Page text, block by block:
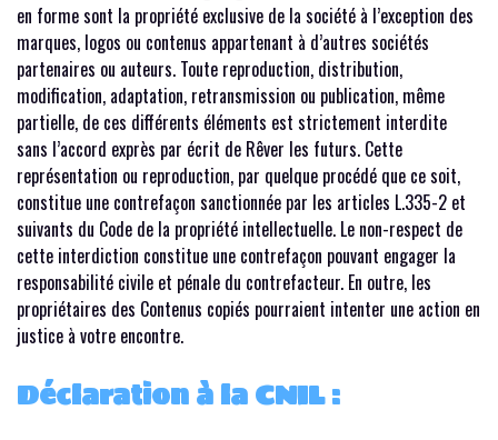
en forme sont la propriété exclusive de la société à l’exception des
marques, logos ou contenus appartenant à d’autres sociétés
partenaires ou auteurs. Toute reproduction, distribution,
modification, adaptation, retransmission ou publication, même
partielle, de ces différents éléments est strictement interdite
sans l’accord exprès par écrit de Rêver les futurs. Cette
représentation ou reproduction, par quelque procédé que ce soit,
constitue une contrefaçon sanctionnée par les articles L.335-2 et
suivants du Code de la propriété intellectuelle. Le non-respect de
cette interdiction constitue une contrefaçon pouvant engager la
responsabilité civile et pénale du contrefacteur. En outre, les
propriétaires des Contenus copiés pourraient intenter une action en
justice à votre encontre.
Déclaration à la CNIL :